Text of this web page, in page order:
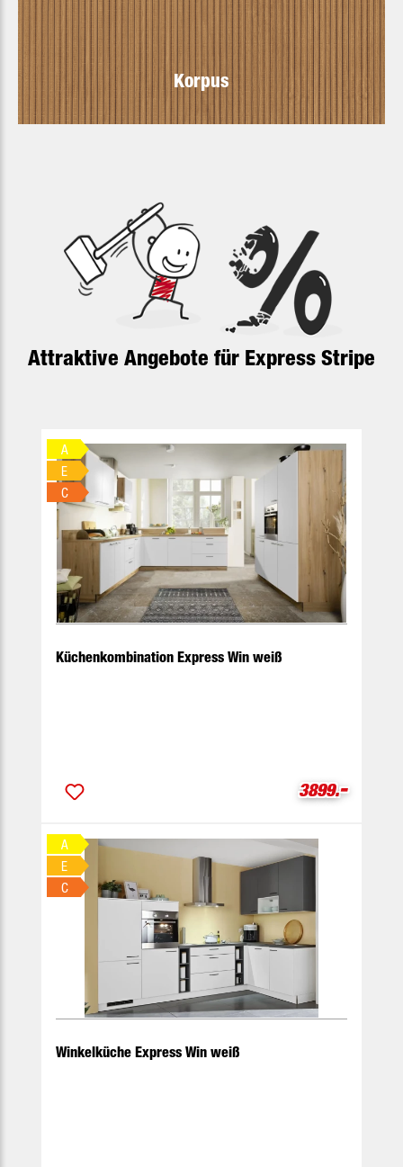
Korpus
Attraktive Angebote für Express Stripe
Produktgalerie überspringen
A
E
C
Küchenkombination Express Win weiß
Verkaufspreis:
3899.-
A
E
C
Winkelküche Express Win weiß